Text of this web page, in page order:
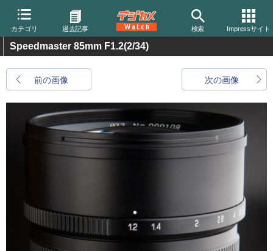
カテゴリ 過去記事 検索 Impressサイト
Speedmaster 85mm F1.2(2/34)
前の画像 次の画像